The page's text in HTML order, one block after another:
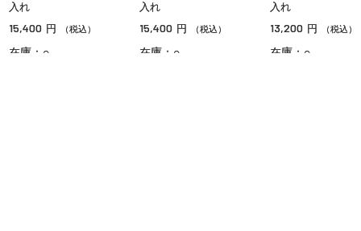
入れ
15,400 円 （税込）
在庫：○
入れ
15,400 円 （税込）
在庫：○
入れ
13,200 円 （税込）
在庫：○